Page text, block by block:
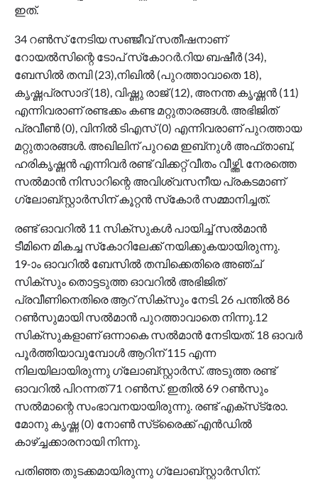
ഇത്.
34 റണ്‍സ് നേടിയ സഞ്ജീവ് സതീഷനാണ്
റോയല്‍സിന്റെ ടോപ് സ്‌കോറര്‍.റിയ ബഷീര്‍ (34),
ബേസില്‍ തമ്പി (23),നിഖില്‍ (പുറത്താവാതെ 18),
കൃഷ്ണപ്രസാദ് (18), വിഷ്ണു രാജ് (12), അനന്ത കൃഷ്ണന്‍ (11)
എന്നിവരാണ് രണ്ടക്കം കണ്ട മറ്റുതാരങ്ങള്‍. അഭിജിത്
പ്രവീണ്‍ (0), വിനില്‍ ടിഎസ് (0) എന്നിവരാണ് പുറത്തായ
മറ്റുതാരങ്ങള്‍. അഖിലിന് പുറമെ ഇബ്‌നുള്‍ അഫ്താബ്,
ഹരികൃഷ്ണന്‍ എന്നിവര്‍ രണ്ട് വിക്കറ്റ് വീതം വീഴ്ത്തി. നേരത്തെ
സല്‍മാന്‍ നിസാറിന്റെ അവിശ്വസനീയ പ്രകടമാണ്
ഗ്ലോബ്സ്റ്റാര്‍സിന് കൂറ്റന്‍ സ്‌കോര്‍ സമ്മാനിച്ചത്.
രണ്ട് ഓവറില്‍ 11 സിക്‌സുകള്‍ പായിച്ച് സല്‍മാന്‍
ടീമിനെ മികച്ച സ്‌കോറിലേക്ക് നയിക്കുകയായിരുന്നു.
19-ാം ഓവറില്‍ ബേസില്‍ തമ്പിക്കെതിരെ അഞ്ച്
സിക്‌സും തൊട്ടടുത്ത ഓവറില്‍ അഭിജിത്
പ്രവീണിനെതിരെ ആറ് സിക്‌സും നേടി. 26 പന്തില്‍ 86
റണ്‍സുമായി സല്‍മാന്‍ പുറത്താവാതെ നിന്നു.12
സിക്‌സുകളാണ് ഒന്നാകെ സല്‍മാന്‍ നേടിയത്. 18 ഓവര്‍
പൂര്‍ത്തിയാവുമ്പോള്‍ ആറിന് 115 എന്ന
നിലയിലായിരുന്നു ഗ്ലോബ്സ്റ്റാര്‍സ്. അടുത്ത രണ്ട്
ഓവറില്‍ പിറന്നത് 71 റണ്‍സ്. ഇതില്‍ 69 റണ്‍സും
സല്‍മാന്റെ സംഭാവനയായിരുന്നു. രണ്ട് എക്‌സ്‌ട്രോ.
മോനു കൃഷ്ണ (0) നോണ്‍ സ്‌ട്രൈക്ക് എന്‍ഡില്‍
കാഴ്ച്ചക്കാരനായി നിന്നു.
പതിഞ്ഞ തുടക്കമായിരുന്നു ഗ്ലോബ്സ്റ്റാര്‍സിന്.